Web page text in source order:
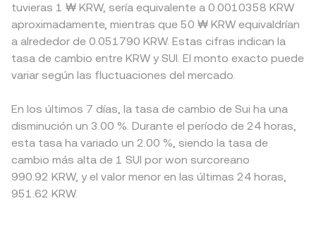
tuvieras 1 ₩ KRW, sería equivalente a 0.0010358 KRW
aproximadamente, mientras que 50 ₩ KRW equivaldrían
a alrededor de 0.051790 KRW. Estas cifras indican la
tasa de cambio entre KRW y SUI. El monto exacto puede
variar según las fluctuaciones del mercado.
En los últimos 7 días, la tasa de cambio de Sui ha una
disminución un 3.00 %. Durante el período de 24 horas,
esta tasa ha variado un 2.00 %, siendo la tasa de
cambio más alta de 1 SUI por won surcoreano
990.92 KRW, y el valor menor en las últimas 24 horas,
951.62 KRW.